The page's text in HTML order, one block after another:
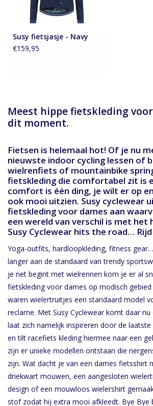
Susy fietsjasje - Navy
€159,95
Meest hippe fietskleding
dit moment.
Fietsen is helemaal hot! Of je nu
nieuwste indoor cycling lessen of
wielrenfiets of mountainbike
fietskleding die comfortabel zit is
comfort is één ding, je wilt er op
ook mooi uitzien. Susy cyclewear
fietskleding voor dames aan
een wereld van verschil is met het
Susy Cyclewear hits the road…
Yoga-outfits, hardloopkleding, fitness
langer aan de standaard van trendy
je net begint met wielrennen kom je er al
fietskleding voor dames op modisch
waren wielertruitjes een standaard model
reclame. Met Susy Cyclewear komt daar nu
laat zich namelijk inspireren door de
en tilt racefiets kleding hiermee naar een
zijn er unieke modellen ontstaan die
zijn. Wat dacht je van een dames fietsshirt
driekwart mouwen, een aangesloten
design of een mouwloos wielershirt
stof zodat hij extra mooi afkleedt. Bye Bye